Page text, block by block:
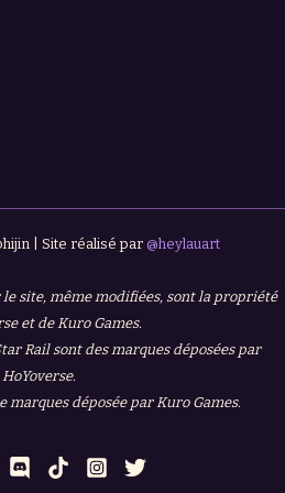
| Site réalisé par @heylauart
le site, même modifiées, sont la propriété
et de Kuro Games.
Rail sont des marques déposées par
HoYoverse.
marques déposée par Kuro Games.